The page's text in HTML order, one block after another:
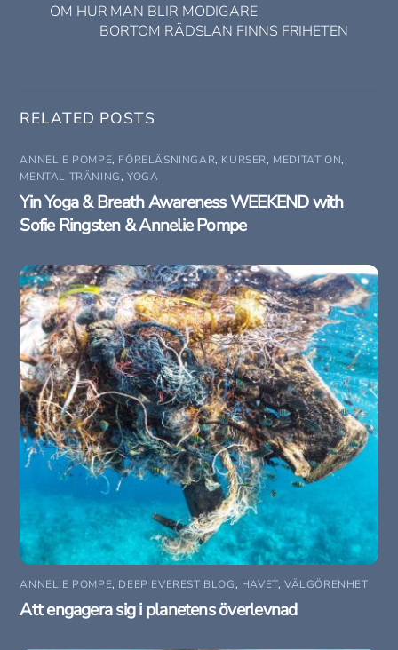
OM HUR MAN BLIR MODIGARE
BORTOM RÄDSLAN FINNS FRIHETEN
RELATED POSTS
ANNELIE POMPE, FÖRELÄSNINGAR, KURSER, MEDITATION,
MENTAL TRÄNING,YOGA
Yin Yoga & Breath Awareness WEEKEND with
Sofie Ringsten & Annelie Pompe
ANNELIE POMPE, DEEP EVEREST BLOG, HAVET,VÄLGÖRENHET
Att engagera sig i planetens överlevnad